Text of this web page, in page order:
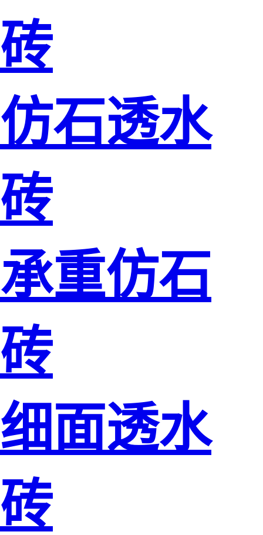
砖
仿石透水
砖
承重仿石
砖
细面透水
砖